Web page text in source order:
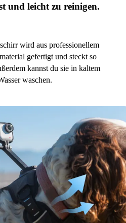
und leicht zu reinigen.
wird aus professionellem
gefertigt und steckt so
kannst du sie in kaltem
waschen.